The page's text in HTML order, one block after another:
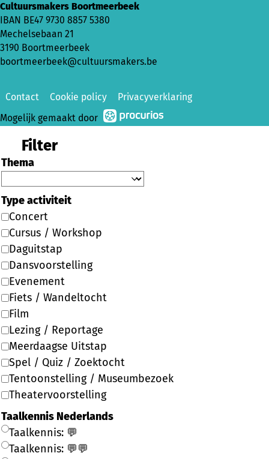
Cultuursmakers Boortmeerbeek
IBAN BE47 9730 8857 5380
Mechelsebaan 21
3190 Boortmeerbeek
boortmeerbeek@cultuursmakers.be
Contact Cookie policy
Privacyverklaring
Mogelijk gemaakt door
Filter
Thema
Type activiteit
Concert
Cursus / Workshop
Daguitstap
Dansvoorstelling
Evenement
Fiets / Wandeltocht
Film
Lezing / Reportage
Meerdaagse Uitstap
Spel / Quiz / Zoektocht
Tentoonstelling / Museumbezoek
Theatervoorstelling
Taalkennis Nederlands
Taalkennis: 💬
Taalkennis: 💬💬